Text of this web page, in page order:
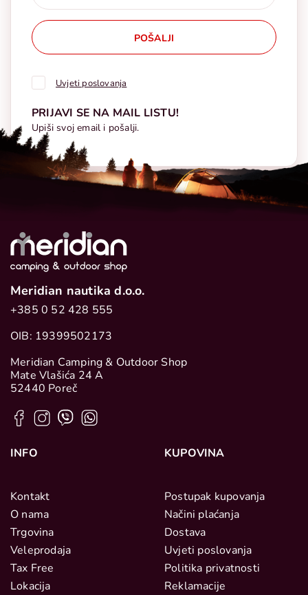
POŠALJI
Uvjeti poslovanja
PRIJAVI SE NA MAIL LISTU!
Upiši svoj email i pošalji.
Meridian nautika d.o.o.
+385 0 52 428 555
OIB: 19399502173
Meridian Camping & Outdoor Shop
Mate Vlašića 24 A
52440 Poreč
INFO
Kontakt
O nama
Trgovina
Veleprodaja
Tax Free
Lokacija
KUPOVINA
Postupak kupovanja
Načini plaćanja
Dostava
Uvjeti poslovanja
Politika privatnosti
Reklamacije